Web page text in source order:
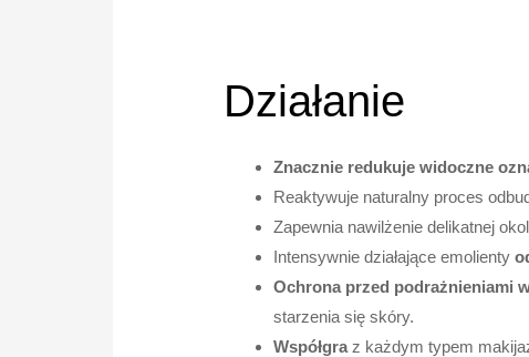
Działanie
Znacznie redukuje widoczne
Reaktywuje naturalny proces
Zapewnia nawilżenie delikatnej
Intensywnie działające emolienty
Ochrona przed podrażnieniami
starzenia się skóry.
Współgra z każdym typem